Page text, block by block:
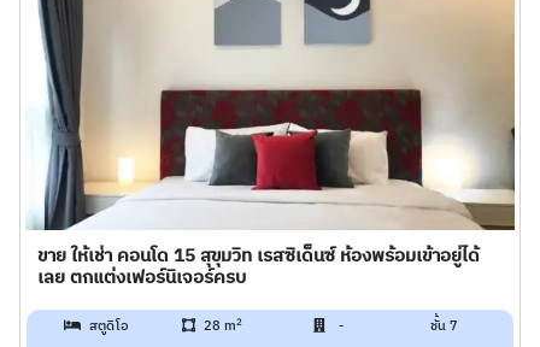
ขาย ให้เช่า คอนโด 15 สุขุมวิท เรสซิเด็นซ์ ห้องพร้อมเข้าอยู่ได้
เลย ตกแต่งเฟอร์นิเจอร์ครบ
สตูดิโอ 28 m2 - ชั้น 7